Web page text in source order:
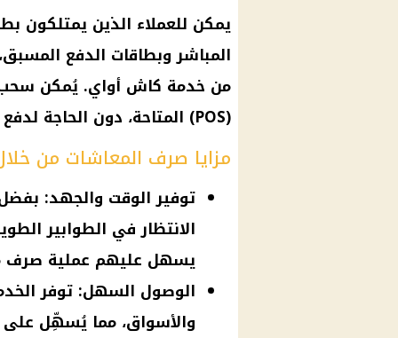
يمكن للعملاء الذين يمتلكون
المباشر وبطاقات الدفع
من خدمة كاش أواي. يُمكن
(POS) المتاحة، دون الحاجة لدفع أي
مزايا صرف المعاشات من
توفير الوقت والجهد:
الانتظار في الطوابير
يسهل عليهم عملية صرف
الوصول السهل: توفر
والأسواق، مما يُسهِّل